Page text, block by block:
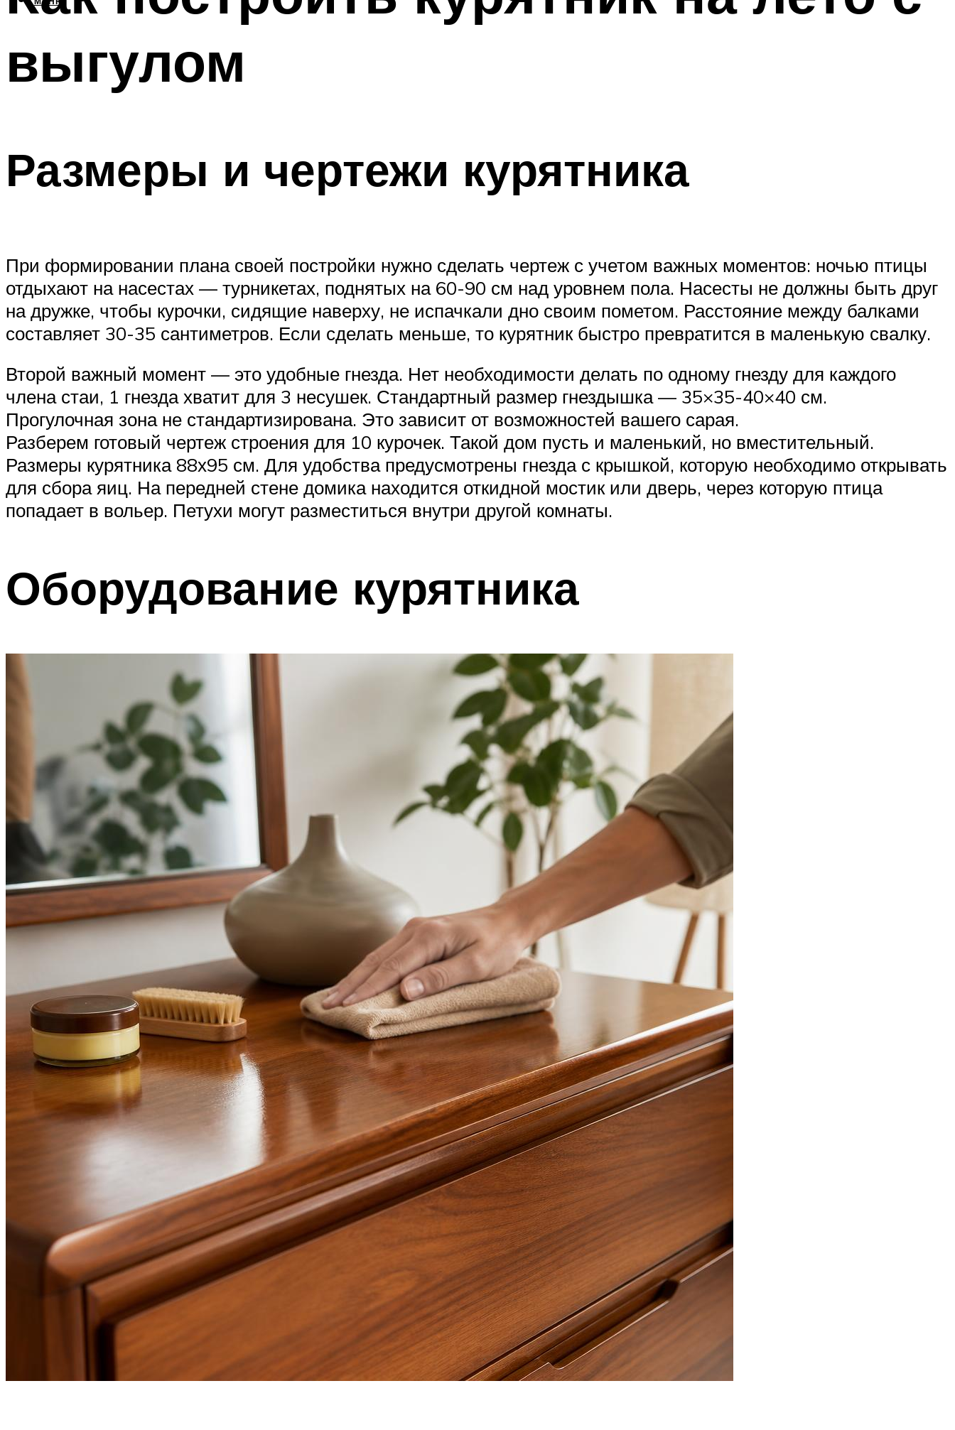
выгулом
Размеры и чертежи курятника
При формировании плана своей постройки нужно сделать чертеж с учетом важных моментов: ночью птицы
отдыхают на насестах — турникетах, поднятых на 60-90 см над уровнем пола. Насесты не должны быть друг
на дружке, чтобы курочки, сидящие наверху, не испачкали дно своим пометом. Расстояние между балками
составляет 30-35 сантиметров. Если сделать меньше, то курятник быстро превратится в маленькую свалку.
Второй важный момент — это удобные гнезда. Нет необходимости делать по одному гнезду для каждого
члена стаи, 1 гнезда хватит для 3 несушек. Стандартный размер гнездышка — 35×35-40×40 см.
Прогулочная зона не стандартизирована. Это зависит от возможностей вашего сарая.
Разберем готовый чертеж строения для 10 курочек. Такой дом пусть и маленький, но вместительный.
Размеры курятника 88х95 см. Для удобства предусмотрены гнезда с крышкой, которую необходимо открывать
для сбора яиц. На передней стене домика находится откидной мостик или дверь, через которую птица
попадает в вольер. Петухи могут разместиться внутри другой комнаты.
Оборудование курятника